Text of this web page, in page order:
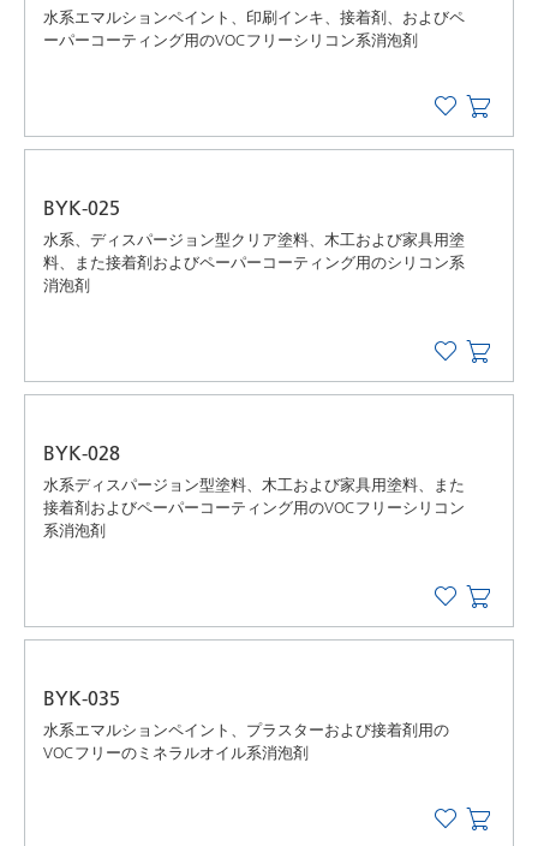
水系エマルションペイント、印刷インキ、接着剤、およびペ
ーパーコーティング用のVOCフリーシリコン系消泡剤
BYK-025
水系、ディスパージョン型クリア塗料、木工および家具用塗
料、また接着剤およびペーパーコーティング用のシリコン系
消泡剤
BYK-028
水系ディスパージョン型塗料、木工および家具用塗料、また
接着剤およびペーパーコーティング用のVOCフリーシリコン
系消泡剤
BYK-035
水系エマルションペイント、プラスターおよび接着剤用の
VOCフリーのミネラルオイル系消泡剤